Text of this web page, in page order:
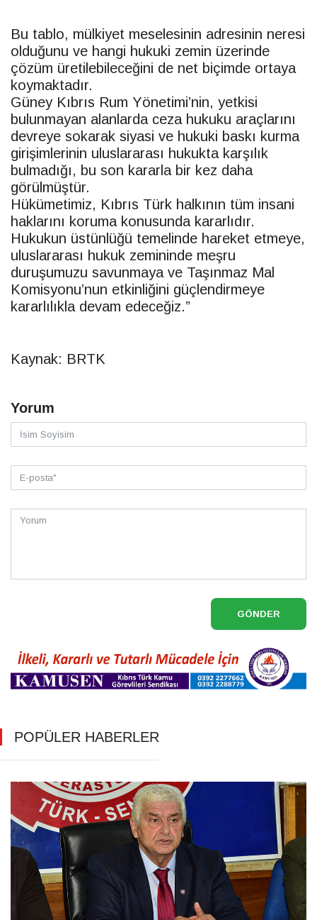
Bu tablo, mülkiyet meselesinin adresinin neresi
olduğunu ve hangi hukuki zemin üzerinde
çözüm üretilebileceğini de net biçimde ortaya
koymaktadır.
Güney Kıbrıs Rum Yönetimi’nin, yetkisi
bulunmayan alanlarda ceza hukuku araçlarını
devreye sokarak siyasi ve hukuki baskı kurma
girişimlerinin uluslararası hukukta karşılık
bulmadığı, bu son kararla bir kez daha
görülmüştür.
Hükümetimiz, Kıbrıs Türk halkının tüm insani
haklarını koruma konusunda kararlıdır.
Hukukun üstünlüğü temelinde hareket etmeye,
uluslararası hukuk zemininde meşru
duruşumuzu savunmaya ve Taşınmaz Mal
Komisyonu’nun etkinliğini güçlendirmeye
kararlılıkla devam edeceğiz.”
Kaynak: BRTK
Yorum
GÖNDER
POPÜLER HABERLER